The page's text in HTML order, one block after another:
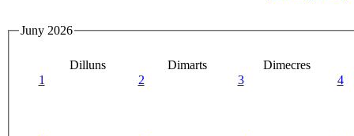
Juny 2026
Dilluns Dimarts
Dimecres
1
2 3 4